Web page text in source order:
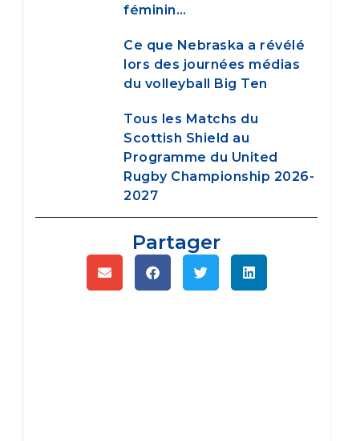
féminin…
Ce que Nebraska a révélé
lors des journées médias
du volleyball Big Ten
Tous les Matchs du
Scottish Shield au
Programme du United
Rugby Championship 2026-
2027
Partager